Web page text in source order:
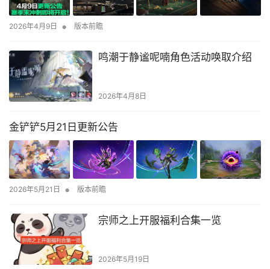
2026年4月9日 • 版本前瞻
鸣潮于静谧呢喃角色活动唤取介绍
2026年4月8日
金铲铲5月21日更新公告
2026年5月21日 • 版本前瞻
宗师之上开服福利合集一览
2026年5月19日